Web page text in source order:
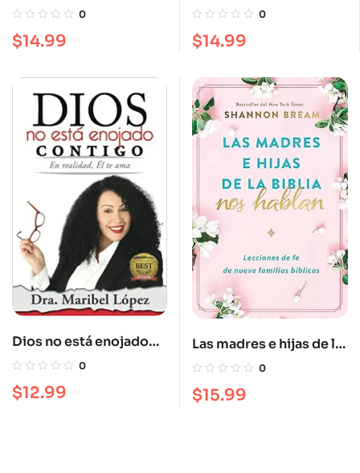
Reconoce y resiste a
los tres enemigos que
sabotean tu paz
0
$14.99
sencilla al estilo de
Jesús
0
$14.99
Dios no está enojado
contigo
0
$12.99
Las madres e hijas de la
biblia nos hablan
0
$15.99